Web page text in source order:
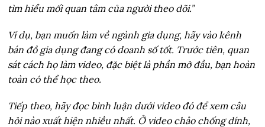
tìm hiểu mối quan tâm của người theo dõi.”
Ví dụ, bạn muốn làm về ngành gia dụng, hãy vào kênh
bán đồ gia dụng đang có doanh số tốt. Trước tiên, quan
sát cách họ làm video, đặc biệt là phần mở đầu, bạn hoàn
toàn có thể học theo.
Tiếp theo, hãy đọc bình luận dưới video đó để xem câu
hỏi nào xuất hiện nhiều nhất. Ở video chảo chống dính,